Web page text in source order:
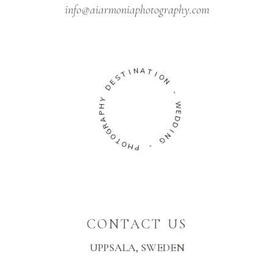
info@aiarmoniaphotography.com
DEST I NATIO
N
-
W
E
D
D
I
N
G
-
P
H
O
T
O
G
R
A
P
H
Y
CONTACT US
UPPSALA, SWEDEN